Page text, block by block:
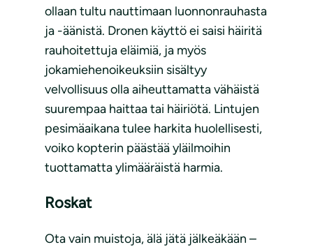
ollaan tultu nauttimaan luonnonrauhasta
ja -äänistä. Dronen käyttö ei saisi häiritä
rauhoitettuja eläimiä, ja myös
jokamiehenoikeuksiin sisältyy
velvollisuus olla aiheuttamatta vähäistä
suurempaa haittaa tai häiriötä. Lintujen
pesimäaikana tulee harkita huolellisesti,
voiko kopterin päästää yläilmoihin
tuottamatta ylimääräistä harmia.
Roskat
Ota vain muistoja, älä jätä jälkeäkään –